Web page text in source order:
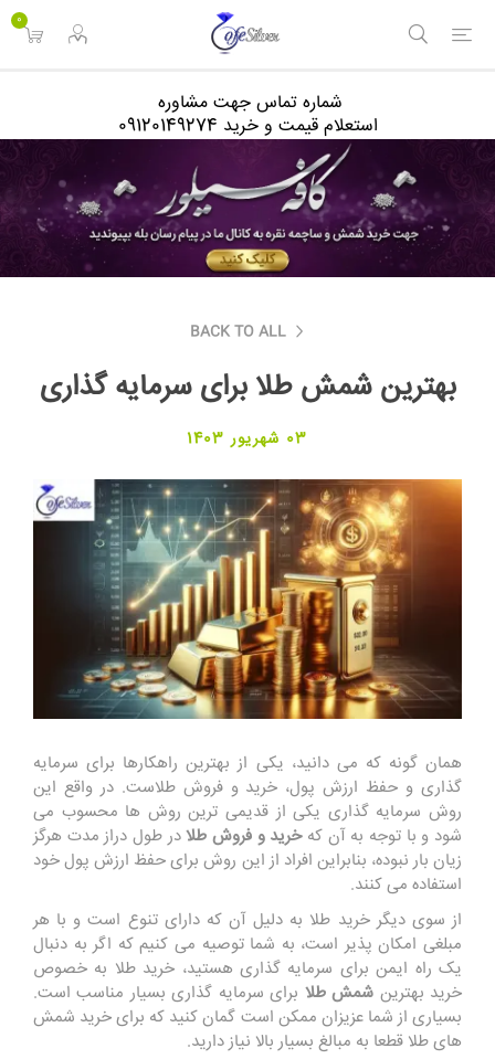
0
شماره تماس جهت مشاوره
استعلام قیمت و خرید 09120149274
BACK TO ALL
بهترین شمش طلا برای سرمایه گذاری
03 شهریور 1403
همان گونه که می دانید، یکی از بهترین راهکارها برای سرمایه
گذاری و حفظ ارزش پول، خرید و فروش طلاست. در واقع این
روش سرمایه گذاری یکی از قدیمی ترین روش ها محسوب می
شود و با توجه به آن که خرید و فروش طلادر طول دراز مدت هرگز
زیان بار نبوده، بنابراین افراد از این روش برای حفظ ارزش پول خود
استفاده می کنند.
از سوی دیگر خرید طلا به دلیل آن که دارای تنوع است و با هر
مبلغی امکان پذیر است، به شما توصیه می کنیم که اگر به دنبال
یک راه ایمن برای سرمایه گذاری هستید، خرید طلا به خصوص
خرید بهترین شمش طلا برای سرمایه گذاری بسیار مناسب است.
بسیاری از شما عزیزان ممکن است گمان کنید که برای خرید شمش
های طلا قطعا به مبالغ بسیار بالا نیاز دارید.